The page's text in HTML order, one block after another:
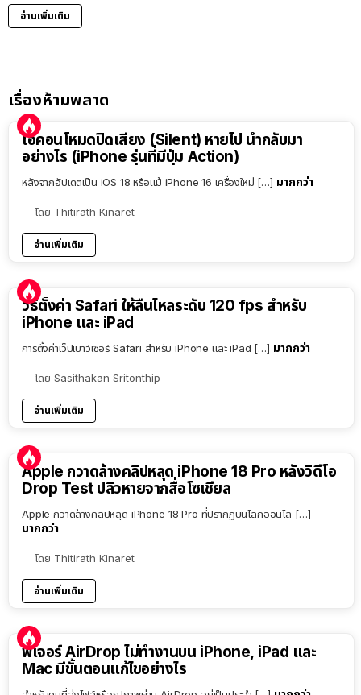
อ่านเพิ่มเติม
เรื่องห้ามพลาด
ไอคอนโหมดปิดเสียง (Silent) หายไป นำกลับมา
อย่างไร (iPhone รุ่นที่มีปุ่ม Action)
หลังจากอัปเดตเป็น iOS 18 หรือแม้ iPhone 16 เครื่องใหม่ […] มากกว่า
โดย Thitirath Kinaret
อ่านเพิ่มเติม
วิธีตั้งค่า Safari ให้ลื่นไหลระดับ 120 fps สำหรับ
iPhone และ iPad
การตั้งค่าเว็ปเบาว์เซอร์ Safari สำหรับ iPhone และ iPad […] มากกว่า
โดย Sasithakan Sritonthip
อ่านเพิ่มเติม
Apple กวาดล้างคลิปหลุด iPhone 18 Pro หลังวิดีโอ
Drop Test ปลิวหายจากสื่อโซเชียล
Apple กวาดล้างคลิปหลุด iPhone 18 Pro ที่ปรากฏบนโลกออนไล […]
มากกว่า
โดย Thitirath Kinaret
อ่านเพิ่มเติม
ฟีเจอร์ AirDrop ไม่ทำงานบน iPhone, iPad และ
Mac มีขั้นตอนแก้ไขอย่างไร